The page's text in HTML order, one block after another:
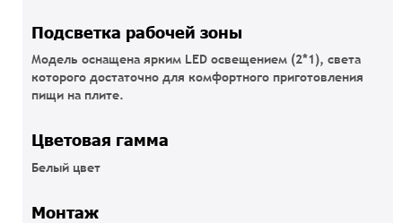
Подсветка рабочей зоны
Модель оснащена ярким LED освещением (2*1), света
которого достаточно для комфортного приготовления
пищи на плите.
Цветовая гамма
Белый цвет
Монтаж